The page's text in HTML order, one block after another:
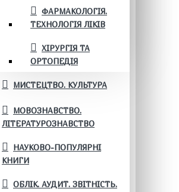
ФАРМАКОЛОГІЯ.
ТЕХНОЛОГІЯ ЛІКІВ
ХІРУРГІЯ ТА
ОРТОПЕДІЯ
МИСТЕЦТВО. КУЛЬТУРА
МОВОЗНАВСТВО.
ЛІТЕРАТУРОЗНАВСТВО
НАУКОВО-ПОПУЛЯРНІ
КНИГИ
ОБЛІК. АУДИТ. ЗВІТНІСТЬ.